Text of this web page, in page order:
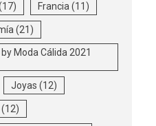
Francia (11)
(21)
Moda Cálida 2021
Joyas (12)
(12)